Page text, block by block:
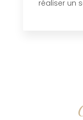
réaliser un